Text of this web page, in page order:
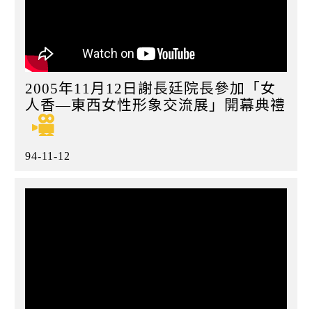
2005年11月12日謝長廷院長參加「女
人香—東西女性形象交流展」開幕典禮
94-11-12